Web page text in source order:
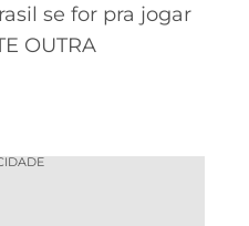
se for pra jogar
OUTRA